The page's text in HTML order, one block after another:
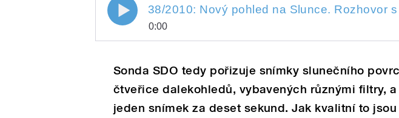
0:00
Sonda SDO tedy pořizuje snímky slunečního
čtveřice dalekohledů, vybavených různými filtry,
jeden snímek za deset sekund. Jak kvalitní to